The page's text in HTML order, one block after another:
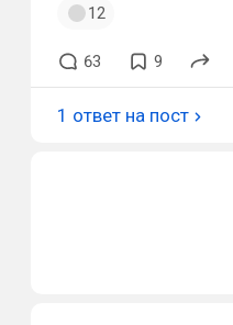
12
63 9
1 ответ на пост